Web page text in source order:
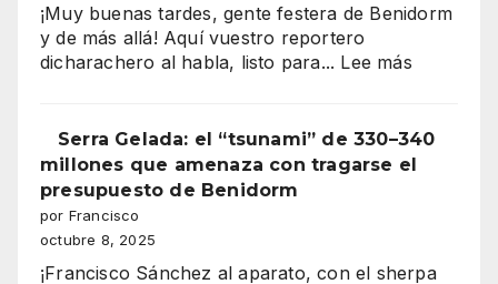
¡Muy buenas tardes, gente festera de Benidorm
y de más allá! Aquí vuestro reportero
dicharachero al habla, listo para... Lee más:
vibra
en
Serra Gelada: el “tsunami” de 330–340
millones que amenaza con tragarse el
presupuesto de Benidorm
por Francisco
octubre 8, 2025
¡Francisco Sánchez al aparato, con el sherpa